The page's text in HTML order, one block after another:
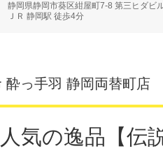
静岡県静岡市葵区紺屋町7-8 第三ヒダ
ＪＲ 静岡駅 徒歩4分
酔っ手羽 静岡両替町店
人気の逸品【伝